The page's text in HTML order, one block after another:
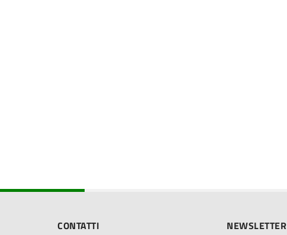
CONTATTI NEWSLETTER